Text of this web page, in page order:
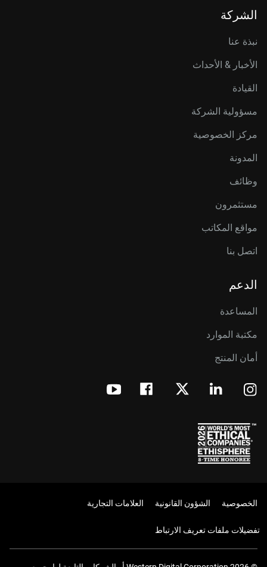
الشركة
نبذة عنا
الأخبار & الأحداث
القيادة
مسؤولية الشركة
مركز الخصوصية
المدونة
وظائف
مستثمرون
مواقع المكاتب
اتصل بنا
الدعم
المساعدة
مكتبة الموارد
أمان المنتج
الخصوصية الشؤون القانونية العلامات التجارية
تفضيلات ملفات تعريف الارتباط